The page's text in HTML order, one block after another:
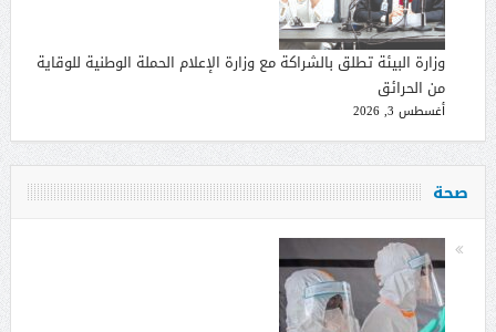
وزارة البيئة تطلق بالشراكة مع وزارة الإعلام الحملة الوطنية للوقاية
من الحرائق
أغسطس 3, 2026
صحة